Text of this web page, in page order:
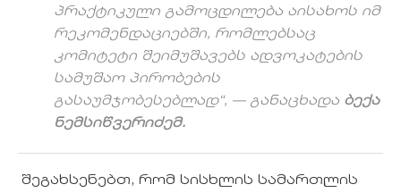
პრაქტიკული გამოცდილება აისახოს იმ
რეკომენდაციებში, რომლებსაც
კომიტეტი შეიმუშავებს ადვოკატების
სამუშაო პირობების
გასაუმჯობესებლად“, — განაცხადა ბექა
ნემსიწვერიძემ.
შეგახსენებთ, რომ სისხლის სამართლის